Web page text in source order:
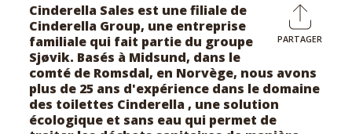
PARTAGER
Cinderella Sales est une filiale de
Cinderella Group, une entreprise
familiale qui fait partie du groupe
Sjøvik. Basés à Midsund, dans le
comté de Romsdal, en Norvège, nous avons
plus de 25 ans d'expérience dans le domaine
des toilettes Cinderella , une solution
écologique et sans eau qui permet de